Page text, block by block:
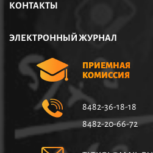
КОНТАКТЫ
ЭЛЕКТРОННЫЙ ЖУРНАЛ
ПРИЕМНАЯ
КОМИССИЯ
8482-36-18-18
8482-20-66-72